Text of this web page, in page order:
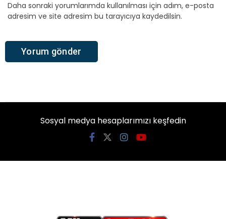
Daha sonraki yorumlarımda kullanılması için adım, e-posta
adresim ve site adresim bu tarayıcıya kaydedilsin.
Sosyal medya hesaplarımızı keşfedin